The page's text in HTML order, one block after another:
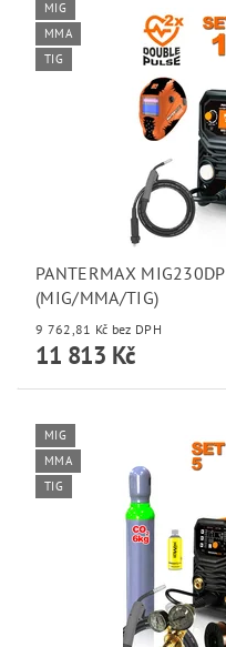
MIG
MMA
TIG
PANTERMAX
(MIG/MMA/TIG)
9 762,81 Kč bez DPH
11 813 Kč
MIG
MMA
TIG